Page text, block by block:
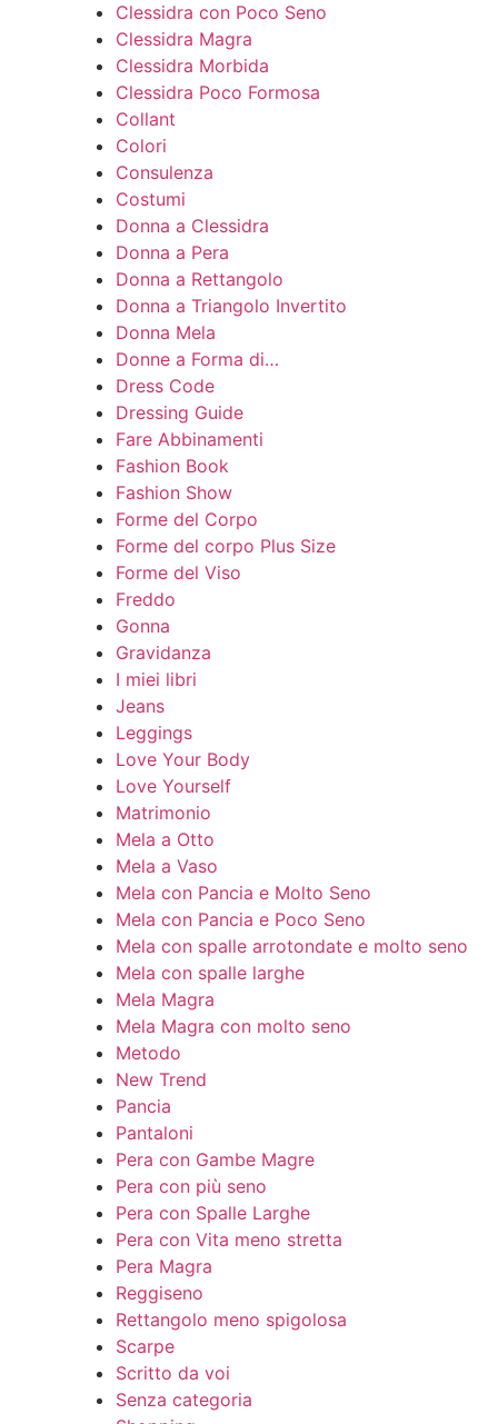
Clessidra con Poco Seno
Clessidra Magra
Clessidra Morbida
Clessidra Poco Formosa
Collant
Colori
Consulenza
Costumi
Donna a Clessidra
Donna a Pera
Donna a Rettangolo
Donna a Triangolo Invertito
Donna Mela
Donne a Forma di…
Dress Code
Dressing Guide
Fare Abbinamenti
Fashion Book
Fashion Show
Forme del Corpo
Forme del corpo Plus Size
Forme del Viso
Freddo
Gonna
Gravidanza
I miei libri
Jeans
Leggings
Love Your Body
Love Yourself
Matrimonio
Mela a Otto
Mela a Vaso
Mela con Pancia e Molto Seno
Mela con Pancia e Poco Seno
Mela con spalle arrotondate e molto seno
Mela con spalle larghe
Mela Magra
Mela Magra con molto seno
Metodo
New Trend
Pancia
Pantaloni
Pera con Gambe Magre
Pera con più seno
Pera con Spalle Larghe
Pera con Vita meno stretta
Pera Magra
Reggiseno
Rettangolo meno spigolosa
Scarpe
Scritto da voi
Senza categoria